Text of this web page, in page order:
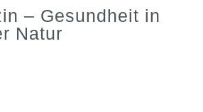
– Gesundheit in
Natur